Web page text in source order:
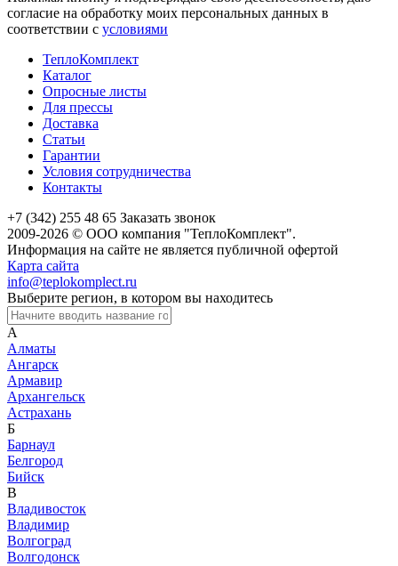
согласие на обработку моих персональных данных в
соответствии с условиями
ТеплоКомплект
Каталог
Опросные листы
Для прессы
Доставка
Статьи
Гарантии
Условия сотрудничества
Контакты
+7 (342) 255 48 65 Заказать звонок
2009-2026 © ООО компания "ТеплоКомплект".
Информация на сайте не является публичной офертой
Карта сайта
info@teplokomplect.ru
Выберите регион, в котором вы находитесь
А
Алматы
Ангарск
Армавир
Архангельск
Астрахань
Б
Барнаул
Белгород
Бийск
В
Владивосток
Владимир
Волгоград
Волгодонск